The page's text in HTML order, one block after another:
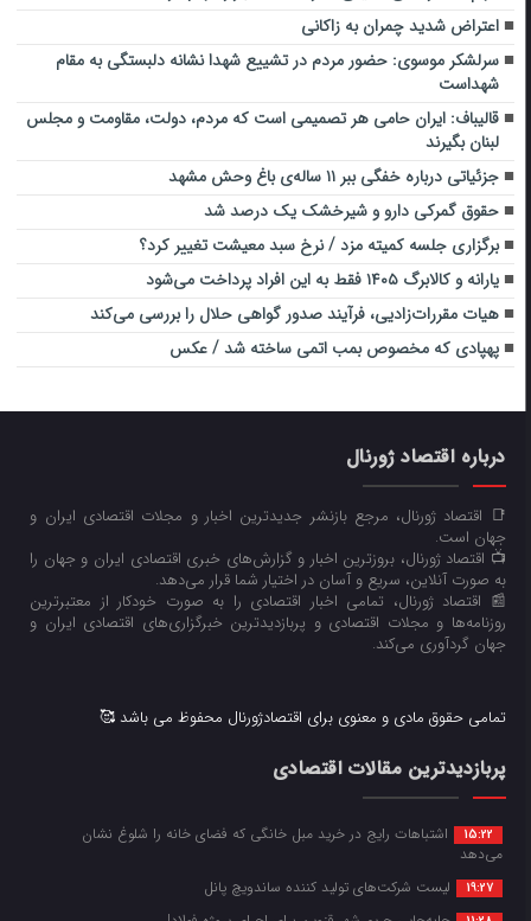
اعتراض شدید چمران به زاکانی
سرلشکر موسوی: حضور مردم در تشییع شهدا نشانه دلبستگی به مقام
شهداست
قالیباف: ایران حامی هر تصمیمی است که مردم، دولت، مقاومت و مجلس
لبنان بگیرند
جزئیاتی درباره خفگی ببر ۱۱ ساله‌ی باغ وحش مشهد
حقوق گمرکی دارو و شیرخشک یک درصد شد
برگزاری جلسه کمیته مزد / نرخ سبد معیشت تغییر کرد؟
یارانه و کالابرگ ۱۴۰۵ فقط به این افراد پرداخت می‌شود
هیات مقررات‌زادیی، فرآیند صدور گواهی حلال را بررسی می‌کند
پهپادی که مخصوص بمب اتمی ساخته شد / عکس
درباره اقتصاد ژورنال
📑 اقتصاد ژورنال، مرجع بازنشر جدیدترین اخبار و مجلات اقتصادی ایران و
جهان است.
📺 اقتصاد ژورنال، بروزترین اخبار و گزارش‌های خبری اقتصادی ایران و جهان را
به صورت آنلاین، سریع و آسان در اختیار شما قرار می‌‌دهد.
📰 اقتصاد ژورنال، تمامی اخبار اقتصادی را به صورت خودکار از معتبرترین
روزنامه‌ها و مجلات اقتصادی و پربازدیدترین خبرگزاری‌های اقتصادی ایران و
جهان گردآوری می‌کند.
تمامی حقوق مادی و معنوی برای اقتصادژورنال محفوظ می باشد 🥰
پربازدیدترین مقالات اقتصادی
15:22
اشتباهات رایج در خرید مبل خانگی که فضای خانه را شلوغ نشان
می‌دهد
19:27 لیست شرکت‌های تولید کننده ساندویچ پانل